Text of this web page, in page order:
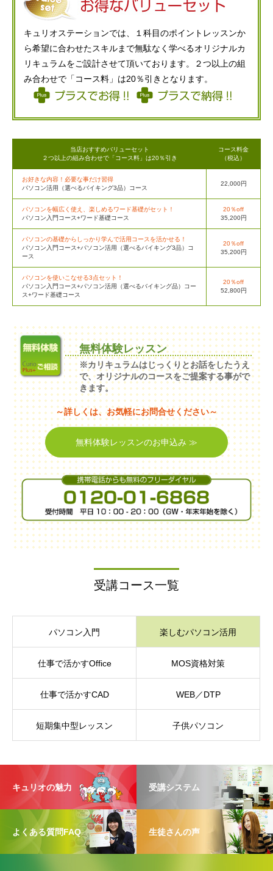
キュリオステーションでは、１科目のポイントレッスンか
ら希望に合わせたスキルまで無駄なく学べるオリジナルカ
リキュラムをご設計させて頂いております。２つ以上の組
み合わせで「コース料」は20％引きとなります。
当店おすすめバリューセット
２つ以上の組み合わせで「コース料」は20％引き
コース料金
（税込）
お好きな内容！必要な事だけ習得
パソコン活用（選べるバイキング3品）コース
22,000円
パソコンを幅広く使え、楽しめるワード基礎がセット！
パソコン入門コース+ワード基礎コース
20％off
35,200円
パソコンの基礎からしっかり学んで活用コースを活かせる！
パソコン入門コース+パソコン活用（選べるバイキング3品）コ
ース
20％off
35,200円
パソコンを使いこなせる3点セット！
パソコン入門コース+パソコン活用（選べるバイキング品）コー
ス+ワード基礎コース
20％off
52,800円
無料体験レッスン
※カリキュラムはじっくりとお話をしたうえ
で、オリジナルのコースをご提案する事がで
きます。
～詳しくは、お気軽にお問合せください～
無料体験レッスンのお申込み ≫
受講コース一覧
パソコン入門 楽しむパソコン活用
仕事で活かすOffice MOS資格対策
仕事で活かすCAD WEB／DTP
短期集中型レッスン 子供パソコン
キュリオの魅力 受講システム
よくある質問FAQ 生徒さんの声